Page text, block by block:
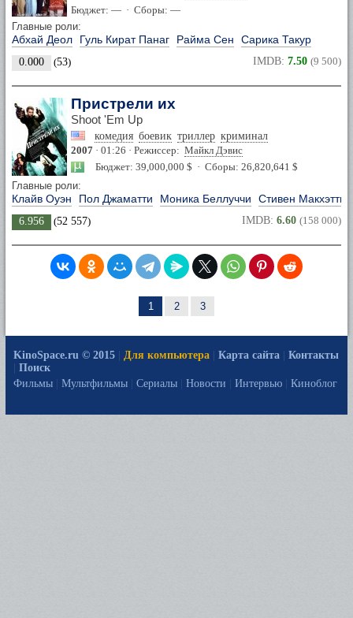
Бюджет: — · Сборы: —
Главные роли:
Абхай Деол Гуль Кират Панаг Райма Сен Сарика Такур
0.000 (53) IMDB: 7.50 (9 500)
Пристрели их
Shoot 'Em Up
комедия боевик триллер криминал
2007 · 01:26 · Режиссер: Майкл Дэвис
Бюджет: 39,000,000 $ · Сборы: 26,820,641 $
Главные роли:
Клайв Оуэн Пол Джаматти Моника Беллуччи Стивен Макхэтти
6.956 (52 557) IMDB: 6.60 (158 000)
1 2 3
KinoSpace.ru © 2015 Для компьютера Карта сайта
Контакты
Поиск
Фильмы
Мультфильмы Сериалы Новости Интервью Киноблог